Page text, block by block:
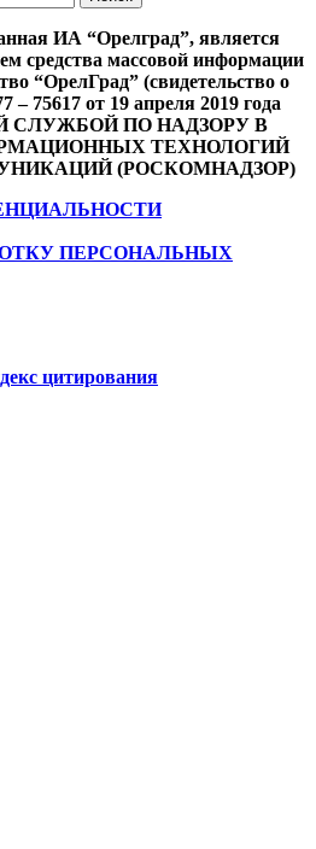
ИА “Орелград”, является
средства массовой информации
“ОрелГрад” (свидетельство о
75617 от 19 апреля 2019 года
СЛУЖБОЙ ПО НАДЗОРУ В
ТЕХНОЛОГИЙ
(РОСКОМНАДЗОР)
ПЕРСОНАЛЬНЫХ